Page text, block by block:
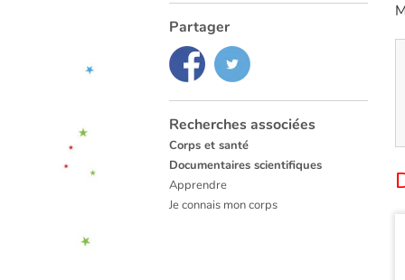
Partager
Recherches associées
Corps et santé
Documentaires scientifiques
Apprendre
Je connais mon corps